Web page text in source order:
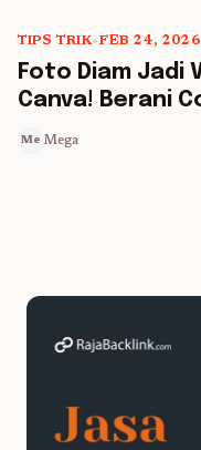
TIPS TRIK•FEB 24, 2026
Foto Diam Jadi
Canva! Berani
Me Mega